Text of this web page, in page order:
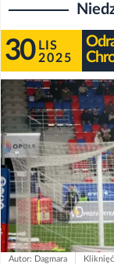
30 LIS
2025
Autor: Dagmara